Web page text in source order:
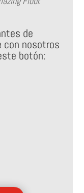
de
con nosotros
botón: